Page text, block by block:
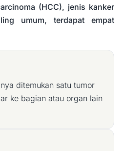
(HCC), jenis kanker
umum, terdapat empat
ditemukan satu tumor
ke bagian atau organ lain